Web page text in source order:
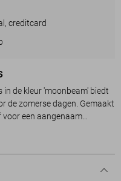
creditcard
in de kleur 'moonbeam' biedt
de zomerse dagen. Gemaakt
voor een aangenaam
normale lengte ontwerp
met koord, wat het